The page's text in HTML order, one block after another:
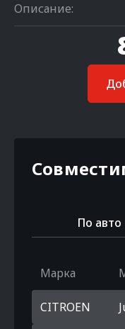
Описание:
По авто
Марка
CITROEN